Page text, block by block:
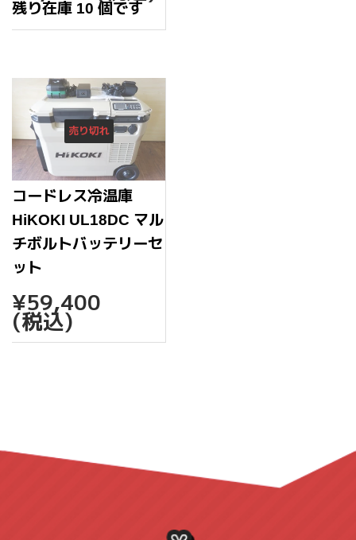
価
格
残り在庫 10 個です
売り切れ
コードレス冷温庫
HiKOKI UL18DC マル
チボルトバッテリーセ
ット
通
常
価
格
¥59,400
(税込)